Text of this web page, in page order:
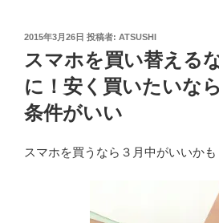
投
日:
2015年3月26日 投稿者: ATSUSHI
スマホを買い替える
に！安く買いたいな
条件がいい
スマホを買うなら３月中がいいかも